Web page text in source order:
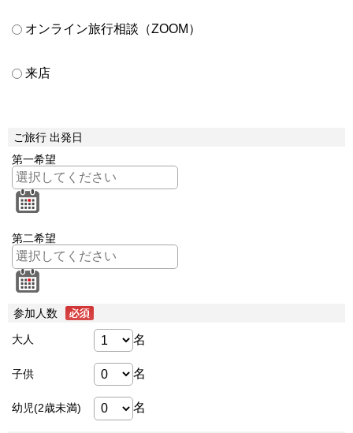
オンライン旅行相談（ZOOM）
来店
ご旅行 出発日
第一希望
第二希望
参加人数
大人 名
子供 名
幼児(2歳未満) 名